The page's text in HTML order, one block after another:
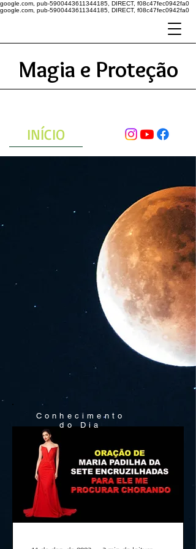
google.com, pub-5900443611344185, DIRECT, f08c47fec0942fa0
google.com, pub-5900443611344185, DIRECT, f08c47fec0942fa0
Magia e Proteção
INÍCIO
Conhecimento
do Dia